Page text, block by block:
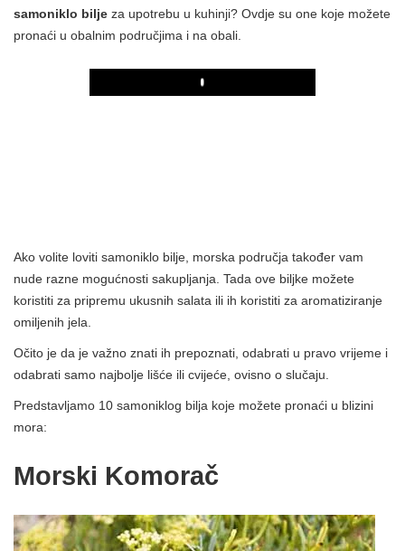
samoniklo bilje za upotrebu u kuhinji? Ovdje su one koje možete
pronaći u obalnim područjima i na obali.
Play
Ako volite loviti samoniklo bilje, morska područja također vam
nude razne mogućnosti sakupljanja. Tada ove biljke možete
koristiti za pripremu ukusnih salata ili ih koristiti za aromatiziranje
omiljenih jela.
Očito je da je važno znati ih prepoznati, odabrati u pravo vrijeme i
odabrati samo najbolje lišće ili cvijeće, ovisno o slučaju.
Predstavljamo 10 samoniklog bilja koje možete pronaći u blizini
mora:
Morski Komorač